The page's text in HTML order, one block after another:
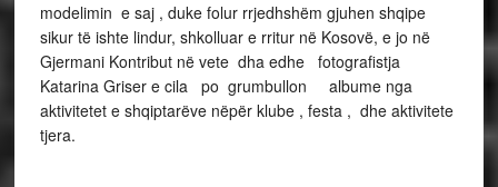
modelimin e saj , duke folur rrjedhshëm gjuhen shqipe
sikur të ishte lindur, shkolluar e rritur në Kosovë, e jo në
Gjermani Kontribut në vete dha edhe fotografistja
Katarina Griser e cila po grumbullon albume nga
aktivitetet e shqiptarëve nëpër klube , festa , dhe aktivitete
tjera.